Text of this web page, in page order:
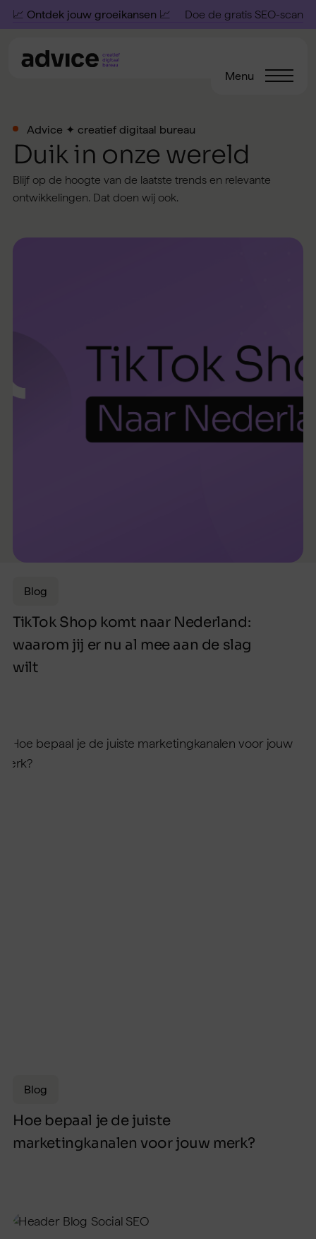
Menu
📈 Ontdek jouw groeikansen 📈 Doe de gratis SEO-scan
Advice ✦ creatief digitaal bureau
Duik in onze wereld
Blijf op de hoogte van de laatste trends en relevante
ontwikkelingen. Dat doen wij ook.
Blog
TikTok Shop komt naar Nederland:
waarom jij er nu al mee aan de slag
wilt
Blog
Hoe bepaal je de juiste
marketingkanalen voor jouw merk?